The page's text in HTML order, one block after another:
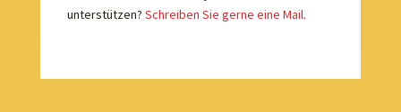
unterstützen? Schreiben Sie gerne eine Mail.